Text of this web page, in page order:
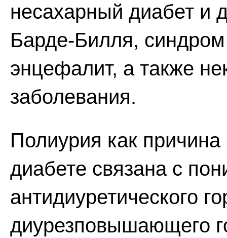
несахарный диабет и
Барде-Билля,
энцефалит, а также
заболевания.
Полиурия как
диабете связана с
антидиуретического
диурезповышающего